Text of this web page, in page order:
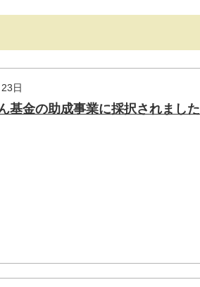
日
基金の助成事業に採択されました